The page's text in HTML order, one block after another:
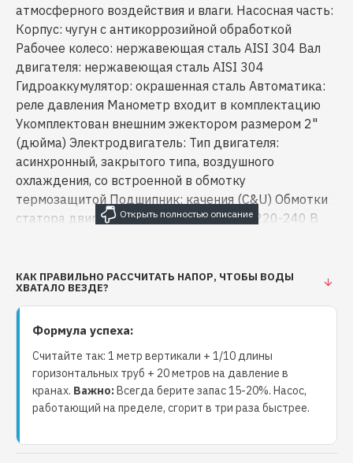
атмосферного воздействия и влаги. Насосная часть:
Корпус: чугун с антикоррозийной обработкой
Рабочее колесо: нержавеющая сталь AISI 304 Вал
двигателя: нержавеющая сталь AISI 304
Гидроаккумулятор: окрашенная сталь Автоматика:
реле давления Манометр входит в комплектацию
Укомплектован внешним эжектором размером 2"
(дюйма) Электродвигатель: Тип двигателя:
асинхронный, закрытого типа, воздушного
охлаждения, со встроенной в обмотку
термозащитой Подшипник: качения (C&U) Обмотки
статора двигателя: медь Напряжение: 220-240 В
Максимальная температура окружающей среды:
+40 С Максимальная температура перекачиваемой
жидкости: +40 С Максимальная высота всасывания:
до 40 м Только для чистой воды без
абразивосодержащих примесей (песка, глины,
извести и т.д.) Водородный показатель воды (рН):
6,5 - 8,5 Общая минерализация воды: не более 1500
г/м3 Срок гарантийного обслуживания: 24 месяца.
КАК ПРАВИЛЬНО РАССЧИТАТЬ НАПОР, ЧТОБЫ ВОДЫ
ХВАТАЛО ВЕЗДЕ?
Формула успеха:
Считайте так: 1 метр вертикали + 1/10 длины
горизонтальных труб + 20 метров на давление в
кранах. Важно:Всегда берите запас 15-20%. Насос,
работающий на пределе, сгорит в три раза быстрее.